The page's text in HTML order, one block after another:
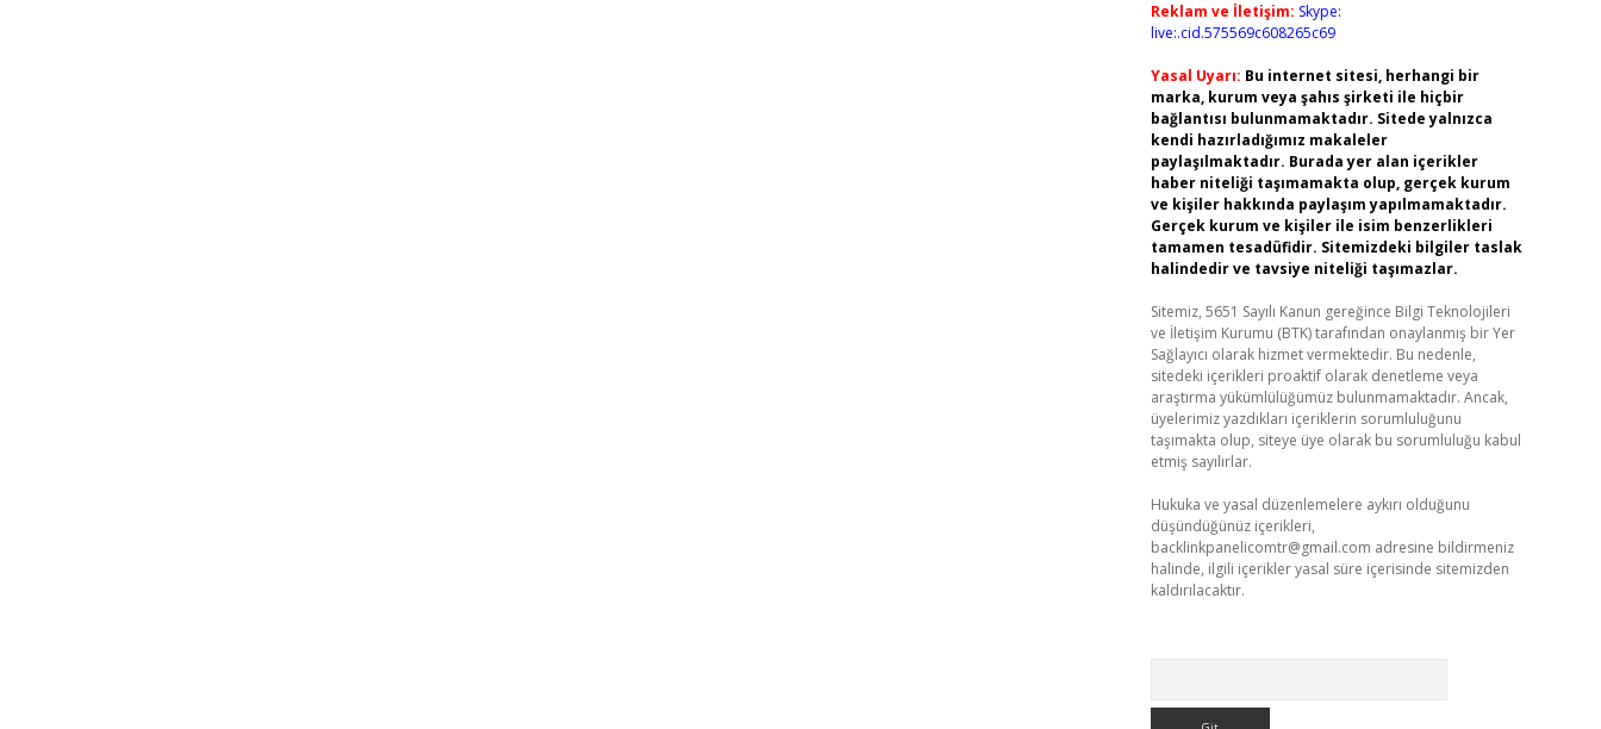
Reklam ve İletişim: Skype:
live:.cid.575569c608265c69
Yasal Uyarı: Bu internet sitesi, herhangi bir
marka, kurum veya şahıs şirketi ile hiçbir
bağlantısı bulunmamaktadır. Sitede yalnızca
kendi hazırladığımız makaleler
paylaşılmaktadır. Burada yer alan içerikler
haber niteliği taşımamakta olup, gerçek kurum
ve kişiler hakkında paylaşım yapılmamaktadır.
Gerçek kurum ve kişiler ile isim benzerlikleri
tamamen tesadüfidir. Sitemizdeki bilgiler taslak
halindedir ve tavsiye niteliği taşımazlar.
Sitemiz, 5651 Sayılı Kanun gereğince Bilgi Teknolojileri
ve İletişim Kurumu (BTK) tarafından onaylanmış bir Yer
Sağlayıcı olarak hizmet vermektedir. Bu nedenle,
sitedeki içerikleri proaktif olarak denetleme veya
araştırma yükümlülüğümüz bulunmamaktadır. Ancak,
üyelerimiz yazdıkları içeriklerin sorumluluğunu
taşımakta olup, siteye üye olarak bu sorumluluğu kabul
etmiş sayılırlar.
Hukuka ve yasal düzenlemelere aykırı olduğunu
düşündüğünüz içerikleri,
backlinkpanelicomtr@gmail.com adresine bildirmeniz
halinde, ilgili içerikler yasal süre içerisinde sitemizden
kaldırılacaktır.